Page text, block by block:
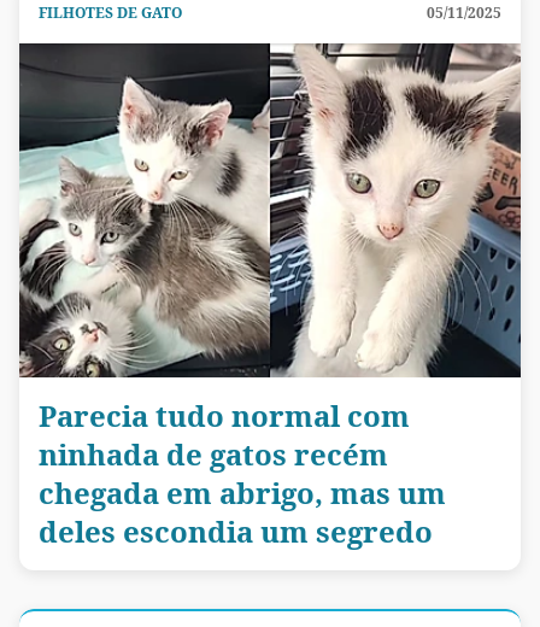
FILHOTES DE GATO 05/11/2025
Parecia tudo normal com
ninhada de gatos recém
chegada em abrigo, mas um
deles escondia um segredo